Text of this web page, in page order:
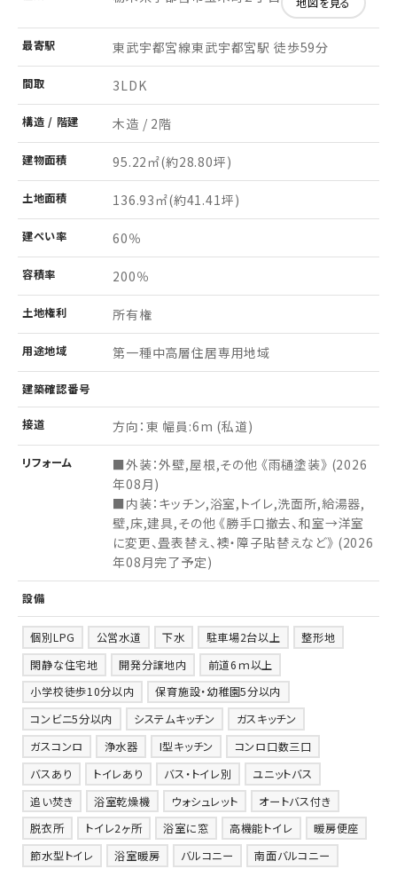
最寄駅 東武宇都宮線東武宇都宮駅 徒歩59分
間取 3LDK
構造 / 階建 木造 / 2階
建物面積 95.22㎡(約28.80坪)
土地面積 136.93㎡(約41.41坪)
建ぺい率 60％
容積率 200％
土地権利 所有権
用途地域 第一種中高層住居専用地域
建築確認番号
接道 方向：東 幅員:6m (私道)
リフォーム
■外装：外壁,屋根,その他 《雨樋塗装》 (2026
年08月)
■内装：キッチン,浴室,トイレ,洗面所,給湯器,
壁,床,建具,その他 《勝手口撤去、和室→洋室
に変更、畳表替え、襖・障子貼替えなど》 (2026
年08月完了予定)
設備
個別LPG 公営水道 下水 駐車場2台以上
整形地
閑静な住宅地
開発分譲地内
前道6ｍ以上
小学校徒歩10分以内
保育施設・幼稚園5分以内
コンビニ5分以内
システムキッチン
ガスキッチン
ガスコンロ
浄水器 I型キッチン
コンロ口数三口
バスあり
トイレあり バス・トイレ別
ユニットバス
追い焚き
浴室乾燥機 ウォシュレット
オートバス付き
脱衣所
トイレ2ヶ所 浴室に窓 高機能トイレ
暖房便座
節水型トイレ
浴室暖房 バルコニー
南面バルコニー